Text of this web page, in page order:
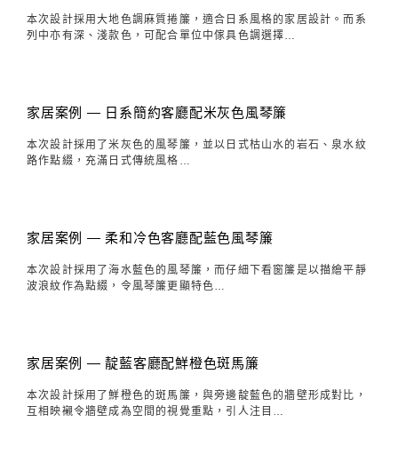
本次設計採用大地色調麻質捲簾，適合日系風格的家居設計。而系
列中亦有深、淺款色，可配合單位中傢具色調選擇…
家居案例 — 日系簡約客廳配米灰色風琴簾
本次設計採用了米灰色的風琴簾，並以日式枯山水的岩石、泉水紋
路作點綴，充滿日式傳統風格…
家居案例 — 柔和冷色客廳配藍色風琴簾
本次設計採用了海水藍色的風琴簾，而仔細下看窗簾是以描繪平靜
波浪紋作為點綴，令風琴簾更顯特色…
家居案例 — 靛藍客廳配鮮橙色斑馬簾
本次設計採用了鮮橙色的斑馬簾，與旁邊靛藍色的牆壁形成對比，
互相映襯令牆壁成為空間的視覺重點，引人注目…